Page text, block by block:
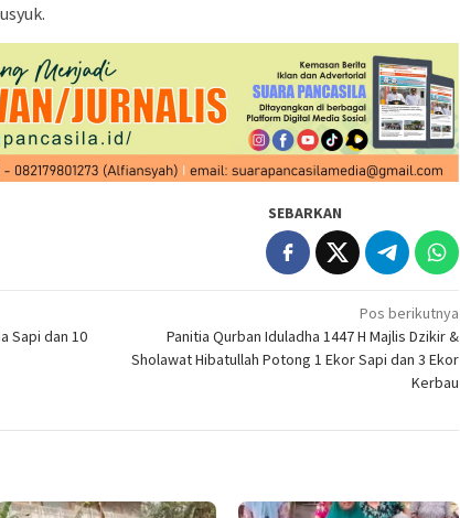
SEBARKAN
Sapi dan 10
Pos berikutnya
Panitia Qurban Iduladha 1447 H Majlis Dzikir &
Sholawat Hibatullah Potong 1 Ekor Sapi dan 3 Ekor
Kerbau